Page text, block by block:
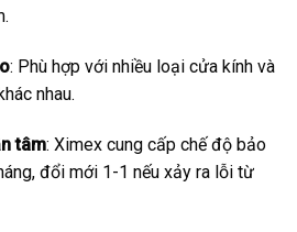
: Phù hợp với nhiều loại cửa kính và
nhau.
tâm: Ximex cung cấp chế độ bảo
đổi mới 1-1 nếu xảy ra lỗi từ